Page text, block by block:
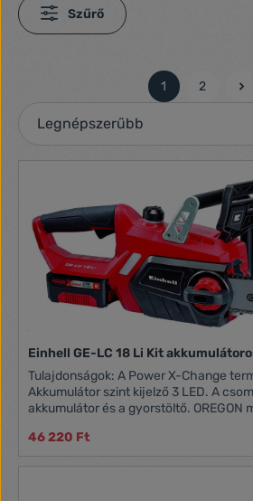
Szűrő
Oldal
1
Oldal
2
Einhell GE-LC 18 Li Kit
Tulajdonságok: A Power X-Change
Akkumulátor szint kijelző 3 LED. A
akkumulátor és a gyorstöltő. OREGON
lánckenés. Akkumulátor típusa: Li-Ion Akkumulátor
feszültség: 18 V Kapacitás: 3000 mAh
46 220 Ft